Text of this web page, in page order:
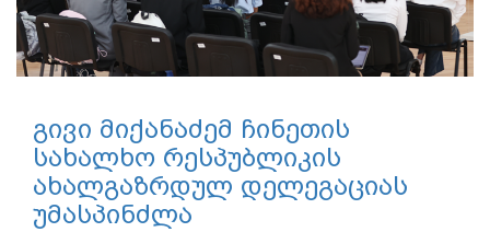
გივი მიქანაძემ ჩინეთის
სახალხო რესპუბლიკის
ახალგაზრდულ დელეგაციას
უმასპინძლა